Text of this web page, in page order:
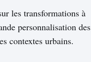
les transformations à
personnalisation des
contextes urbains.